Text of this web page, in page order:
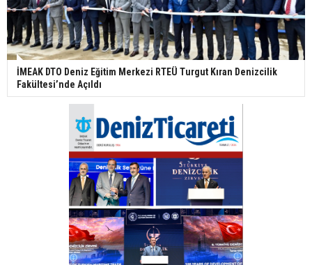
İMEAK DTO Deniz Eğitim Merkezi RTEÜ Turgut Kıran Denizcilik
Fakültesi’nde Açıldı